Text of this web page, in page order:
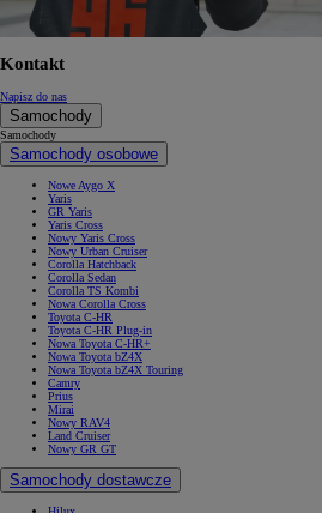
Kontakt
Napisz do nas
Samochody
Samochody
Samochody osobowe
Nowe Aygo X
Yaris
GR Yaris
Yaris Cross
Nowy Yaris Cross
Nowy Urban Cruiser
Corolla Hatchback
Corolla Sedan
Corolla TS Kombi
Nowa Corolla Cross
Toyota C-HR
Toyota C-HR Plug-in
Nowa Toyota C-HR+
Nowa Toyota bZ4X
Nowa Toyota bZ4X Touring
Camry
Prius
Mirai
Nowy RAV4
Land Cruiser
Nowy GR GT
Samochody dostawcze